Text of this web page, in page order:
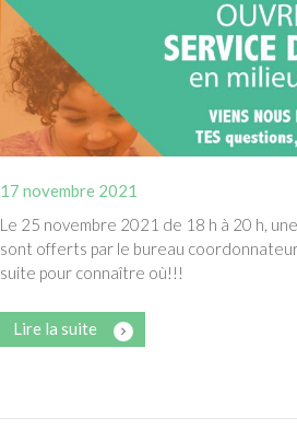
17 novembre 2021
Le 25 novembre 2021 de 18 h à 20 h,
sont offerts par le bureau coordonnateur
suite pour connaître où!!!
Lire la suite